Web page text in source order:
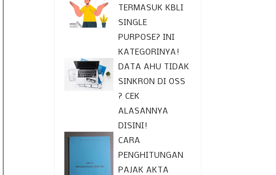
TERMASUK KBLI
SINGLE
PURPOSE? INI
KATEGORINYA!
DATA AHU TIDAK
SINKRON DI OSS
? CEK
ALASANNYA
DISINI!
CARA
PENGHITUNGAN
PAJAK AKTA